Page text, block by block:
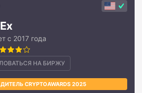
с 2017 года
НА БИРЖУ
CRYPTOAWARDS 2025